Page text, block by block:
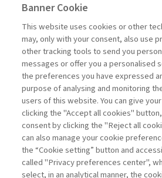
MANAGEMENT
CAPIRE I COSTI
MEGLIO
di Massimo Aielli
La consultazione dei libri è
agli abbonati Premium
Legenda: Accedi Per registrati Per
Banner Cookie
This website uses cookies or other
may, only with your consent, also use
other tracking tools to send you
messages or offer you a personalised
the preferences you have expressed
purpose of analysing and monitoring
users of this website. You can give
clicking the "Accept all cookies"
consent by clicking the "Reject all
can also manage your cookie
the “Cookie setting” button and
called "Privacy preferences center",
select, in an analytical manner, the